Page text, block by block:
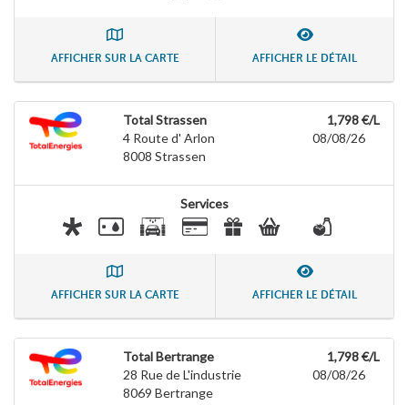
AFFICHER SUR LA CARTE AFFICHER LE DÉTAIL
Total Strassen
4 Route d' Arlon
8008 Strassen
1,798 €/L
08/08/26
Services
AFFICHER SUR LA CARTE AFFICHER LE DÉTAIL
Total Bertrange
28 Rue de L'industrie
8069 Bertrange
1,798 €/L
08/08/26